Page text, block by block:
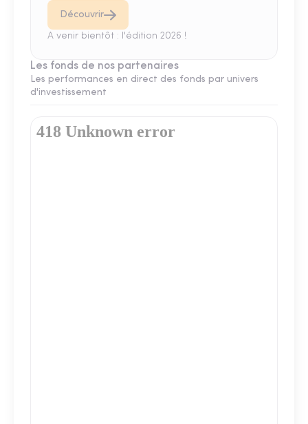
Découvrir
A venir bientôt : l'édition 2026 !
Les fonds de nos partenaires
Les performances en direct des fonds par univers
d'investissement